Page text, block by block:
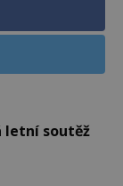
letní soutěž